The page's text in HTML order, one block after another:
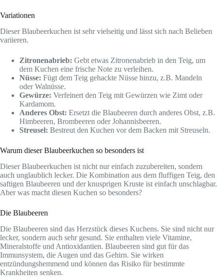
Variationen
Dieser Blaubeerkuchen ist sehr vielseitig und lässt sich nach Belieben
variieren.
Zitronenabrieb: Gebt etwas Zitronenabrieb in den Teig, um
dem Kuchen eine frische Note zu verleihen.
Nüsse: Fügt dem Teig gehackte Nüsse hinzu, z.B. Mandeln
oder Walnüsse.
Gewürze: Verfeinert den Teig mit Gewürzen wie Zimt oder
Kardamom.
Anderes Obst: Ersetzt die Blaubeeren durch anderes Obst, z.B.
Himbeeren, Brombeeren oder Johannisbeeren.
Streusel: Bestreut den Kuchen vor dem Backen mit Streuseln.
Warum dieser Blaubeerkuchen so besonders ist
Dieser Blaubeerkuchen ist nicht nur einfach zuzubereiten, sondern
auch unglaublich lecker. Die Kombination aus dem fluffigen Teig, den
saftigen Blaubeeren und der knusprigen Kruste ist einfach unschlagbar.
Aber was macht diesen Kuchen so besonders?
Die Blaubeeren
Die Blaubeeren sind das Herzstück dieses Kuchens. Sie sind nicht nur
lecker, sondern auch sehr gesund. Sie enthalten viele Vitamine,
Mineralstoffe und Antioxidantien. Blaubeeren sind gut für das
Immunsystem, die Augen und das Gehirn. Sie wirken
entzündungshemmend und können das Risiko für bestimmte
Krankheiten senken.